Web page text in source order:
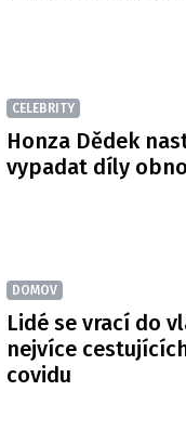
CELEBRITY
Honza Dědek
vypadat díly
DOMOV
Lidé se vrací do
nejvíce
covidu